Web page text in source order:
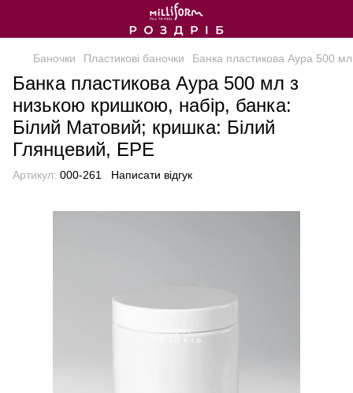
Баночки Пластикові баночки Банка пластикова Аура 500
Банка пластикова Аура 500 мл з
низькою кришкою, набір, банка:
Білий Матовий; кришка: Білий
Глянцевий, EPE
Артикул: 000-261 Написати відгук